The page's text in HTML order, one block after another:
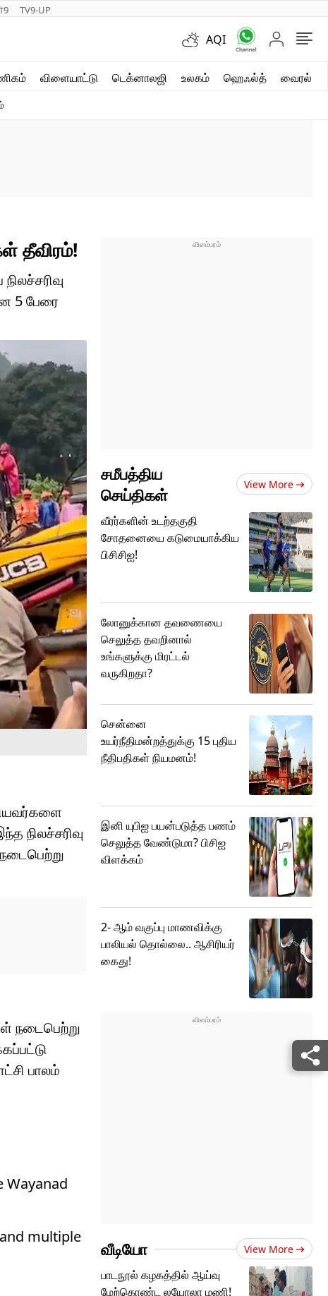
TV9-UP
AQI
விளையாட்டு டெக்னாலஜி உலகம் ஹெஃல்த் வைரல்
தீவிரம்!
5 பேரை
நிலச்சரிவு
நடைபெற்று
பாலம்
Wayanad
multiple
சமீபத்திய
செய்திகள்
View More
வீரர்களின் உடற்தகுதி
சோதனையை கடுமையாக்கிய
பிசிசிஐ!
லோனுக்கான தவணையை
செலுத்த தவறினால்
உங்களுக்கு மிரட்டல்
வருகிறதா?
சென்னை
உயர்நீதிமன்றத்துக்கு 15 புதிய
நீதிபதிகள் நியமனம்!
இனி யுபிஐ பயன்படுத்த பணம்
செலுத்த வேண்டுமா? பிசிஐ
விளக்கம்
2- ஆம் வகுப்பு மாணவிக்கு
பாலியல் தொல்லை.. ஆசிரியர்
கைது!
வீடியோ View More
பாடநூல் கழகத்தில் ஆய்வு
மேற்கொண்ட லயோலா மணி!